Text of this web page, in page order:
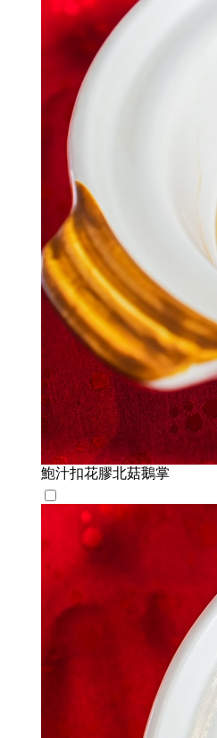
鮑汁扣花膠北菇鵝掌